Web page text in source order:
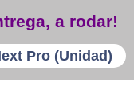
a rodar!
Pro (Unidad)